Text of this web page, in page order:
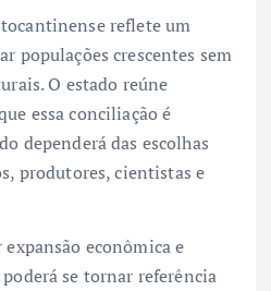
reflete um
populações crescentes sem
O estado reúne
essa conciliação é
dependerá das escolhas
produtores, cientistas e
econômica e
se tornar referência